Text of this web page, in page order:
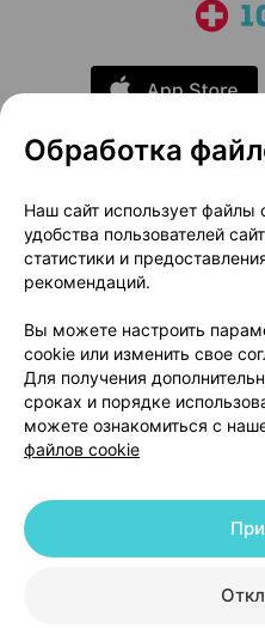
О проекте
Размещение рекламы
Публичный
Способы оплаты
Написать
Написать
Персональные
© 2026 ООО «Артокс Лаб», УНП
+375
Обработка
Наш сайт использует файлы
удобства пользователей
статистики и
рекомендаций.
Вы можете настроить
cookie или изменить свое
Для получения
сроках и порядке
можете ознакомиться с
файлов cookie